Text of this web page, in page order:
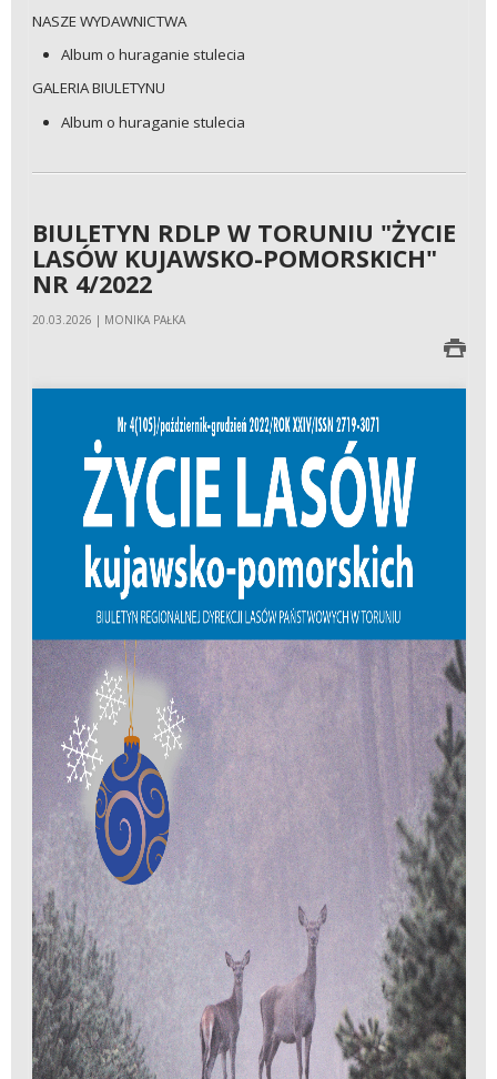
NASZE WYDAWNICTWA
Album o huraganie stulecia
GALERIA BIULETYNU
Album o huraganie stulecia
BIULETYN RDLP W TORUNIU "ŻYCIE
LASÓW KUJAWSKO-POMORSKICH"
NR 4/2022
20.03.2026 | MONIKA PAŁKA